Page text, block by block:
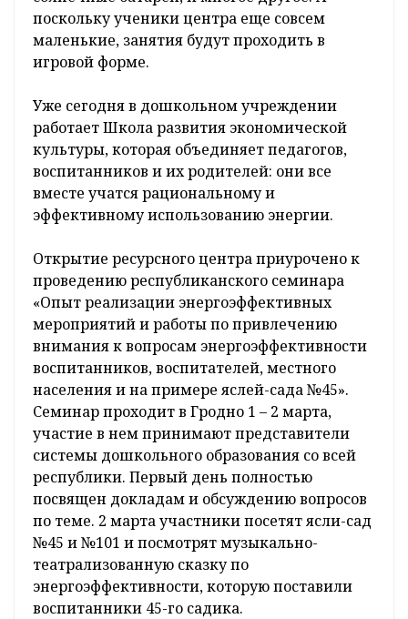
поскольку ученики центра еще совсем
маленькие, занятия будут проходить в
игровой форме.
Уже сегодня в дошкольном учреждении
работает Школа развития экономической
культуры, которая объединяет педагогов,
воспитанников и их родителей: они все
вместе учатся рациональному и
эффективному использованию энергии.
Открытие ресурсного центра приурочено к
проведению республиканского семинара
«Опыт реализации энергоэффективных
мероприятий и работы по привлечению
внимания к вопросам энергоэффективности
воспитанников, воспитателей, местного
населения и на примере яслей-сада №45».
Семинар проходит в Гродно 1 – 2 марта,
участие в нем принимают представители
системы дошкольного образования со всей
республики. Первый день полностью
посвящен докладам и обсуждению вопросов
по теме. 2 марта участники посетят ясли-сад
№45 и №101 и посмотрят музыкально-
театрализованную сказку по
энергоэффективности, которую поставили
воспитанники 45-го садика.